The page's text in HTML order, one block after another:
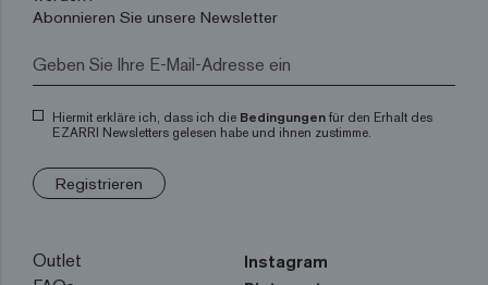
Abonnieren Sie unsere Newsletter
Hiermit erkläre ich, dass ich die Bedingungen für den Erhalt des
EZARRI Newsletters gelesen habe und ihnen zustimme.
Registrieren
Outlet
Instagram